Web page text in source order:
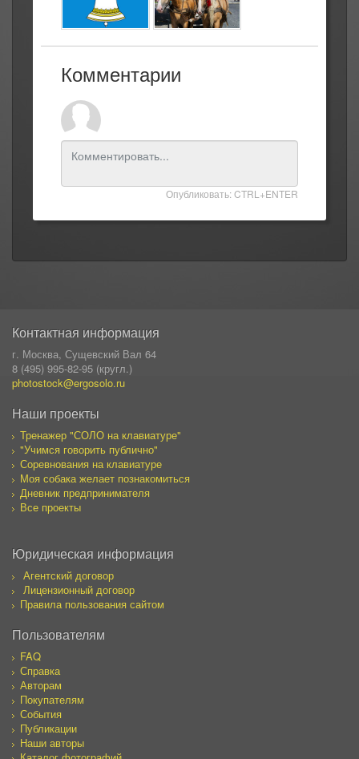
Комментарии
Опубликовать: CTRL+ENTER
Контактная информация
г. Москва, Сущевский Вал 64
8 (495) 995-82-95 (кругл.)
photostock@ergosolo.ru
Наши проекты
Тренажер "СОЛО на клавиатуре"
"Учимся говорить публично"
Соревнования на клавиатуре
Моя собака желает познакомиться
Дневник предпринимателя
Все проекты
Юридическая информация
Агентский договор
Лицензионный договор
Правила пользования сайтом
Пользователям
FAQ
Справка
Авторам
Покупателям
События
Публикации
Наши авторы